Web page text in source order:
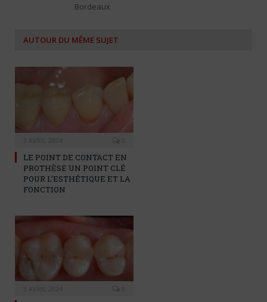
Bordeaux
AUTOUR DU MÊME SUJET
LE POINT DE CONTACT EN
PROTHÈSE UN POINT CLÉ
POUR L’ESTHÉTIQUE ET LA
FONCTION